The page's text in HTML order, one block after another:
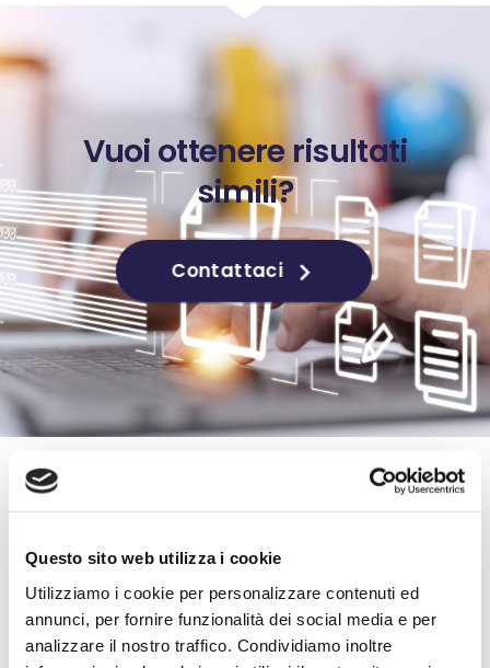
Questo sito web utilizza i cookie
Utilizziamo i cookie per personalizzare contenuti ed
annunci, per fornire funzionalità dei social media e per
analizzare il nostro traffico. Condividiamo inoltre
Vuoi ottenere risultati
simili?
Contattaci